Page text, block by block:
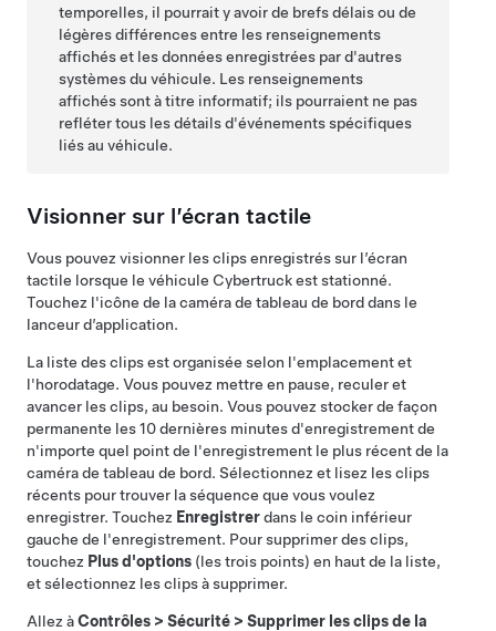
temporelles, il pourrait y avoir de brefs délais ou de
légères différences entre les renseignements
affichés et les données enregistrées par d'autres
systèmes du véhicule. Les renseignements
affichés sont à titre informatif; ils pourraient ne pas
refléter tous les détails d'événements spécifiques
liés au véhicule.
Visionner sur l’écran tactile
Vous pouvez visionner les clips enregistrés sur l’écran
tactile lorsque le véhicule Cybertruckest stationné.
Touchez l'icône de la caméra de tableau de bord dans le
lanceur d’application.
La liste des clips est organisée selon l'emplacement et
l'horodatage. Vous pouvez mettre en pause, reculer et
avancer les clips, au besoin. Vous pouvez stocker de façon
permanente les 10 dernières minutes d'enregistrement de
n'importe quel point de l'enregistrement le plus récent de la
caméra de tableau de bord. Sélectionnez et lisez les clips
récents pour trouver la séquence que vous voulez
enregistrer. Touchez Enregistrerdans le coin inférieur
gauche de l'enregistrement. Pour supprimer des clips,
touchez Plus d'options (les trois points) en haut de la liste,
et sélectionnez les clips à supprimer.
Allez àContrôles > Sécurité > Supprimer les clips de la